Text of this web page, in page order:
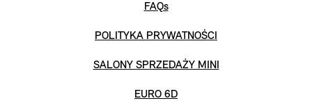
FAQs
POLITYKA PRYWATNOŚCI
SALONY SPRZEDAŻY MINI
EURO 6D